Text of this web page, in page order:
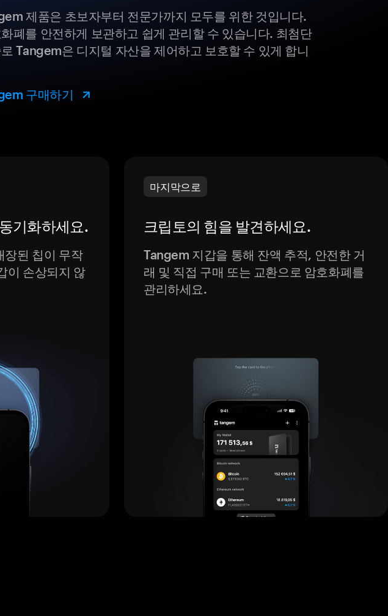
제품은 초보자부터 전문가까지 모두를 위한 것입니다.
폐를 안전하게 보관하고 쉽게 관리할 수 있습니다. 최첨단
Tangem은 디지털 자산을 제어하고 보호할 수 있게 합니
구매하기
기화하세요.
장된 칩이 무작
이 손상되지 않
마지막으로
크립토의 힘을 발견하세요.
Tangem 지갑을 통해 잔액 추적, 안전한 거
래 및 직접 구매 또는 교환으로 암호화폐를
관리하세요.